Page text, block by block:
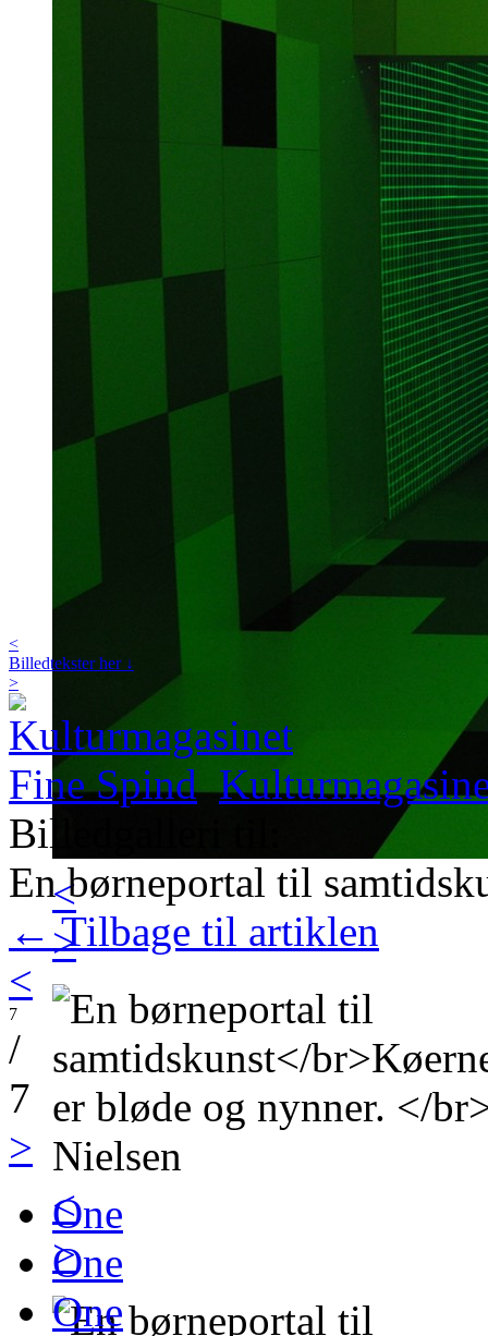
<
>
<
>
<
Billedtekster her ↓
>
Billedgalleri til:
En børneportal til
← Tilbage til artiklen
<
7
/
7
>
One
One
One